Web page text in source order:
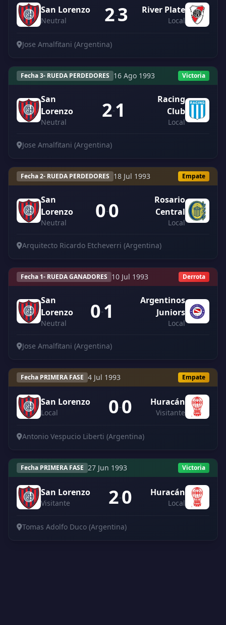
San Lorenzo
Neutral 2-3 River Plate
Local
Jose Amalfitani (Argentina)
Fecha 3- RUEDA PERDEDORES 16 Ago 1993 Victoria
San
Lorenzo
Neutral 2-1
Racing
Club
Local
Jose Amalfitani (Argentina)
Fecha 2- RUEDA PERDEDORES 18 Jul 1993 Empate
San
Lorenzo
Neutral 0-0
Rosario
Central
Local
Arquitecto Ricardo Etcheverri (Argentina)
Fecha 1- RUEDA GANADORES 10 Jul 1993 Derrota
San
Lorenzo
Neutral 0-1
Argentinos
Juniors
Local
Jose Amalfitani (Argentina)
Fecha PRIMERA FASE 4 Jul 1993 Empate
San Lorenzo
Local 0-0 Huracán
Visitante
Antonio Vespucio Liberti (Argentina)
Fecha PRIMERA FASE 27 Jun 1993 Victoria
San Lorenzo
Visitante 2-0 Huracán
Local
Tomas Adolfo Duco (Argentina)